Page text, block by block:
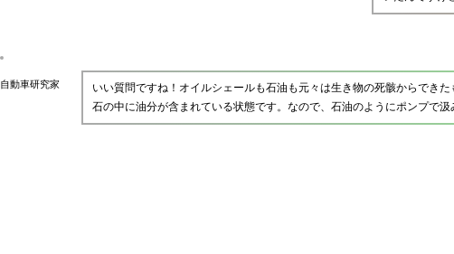
自動車研究家
いい質問ですね！オイルシェールも石油も元々は生き物の死骸からでき
石の中に油分が含まれている状態です。なので、石油のようにポンプで汲